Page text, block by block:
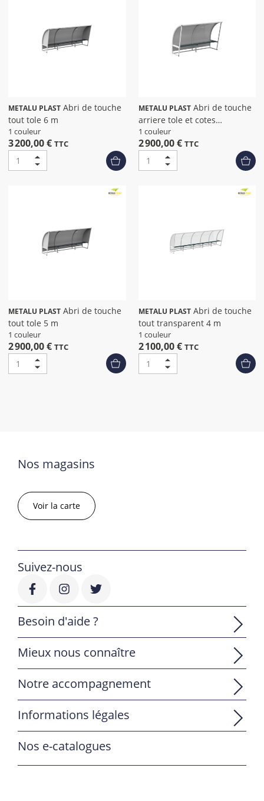
METALU PLAST
tout tole 6 m
1 couleur
3 200,00 € TTC
METALU PLASTAbri de touche
arriere tole et cotes
transparent 6 m
1 couleur
2 900,00 € TTC
METALU PLAST
tout tole 5 m
1 couleur
2 900,00 € TTC
METALU PLASTAbri de touche
tout transparent 4 m
1 couleur
2 100,00 € TTC
Nos magasins
Voir la carte
Suivez-nous
Besoin d'aide ?
Mieux nous connaître
Notre accompagnement
Informations légales
Nos e-catalogues